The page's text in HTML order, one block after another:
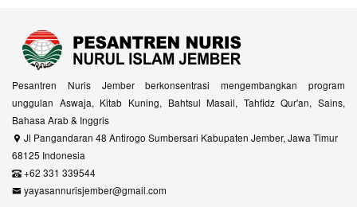
Pesantren Nuris Jember berkonsentrasi mengembangkan program
unggulan Aswaja, Kitab Kuning, Bahtsul Masail, Tahfidz Qur'an, Sains,
Bahasa Arab & Inggris
Jl Pangandaran 48 Antirogo Sumbersari Kabupaten Jember, Jawa Timur
68125 Indonesia
+62 331 339544
yayasannurisjember@gmail.com